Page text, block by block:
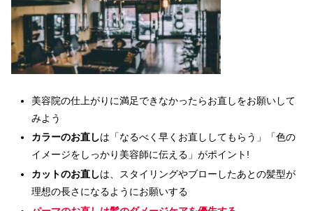
美容院の仕上がりに満足できなかったらお直しをお願いして
みよう
カラーのお直しは「なるべく早くお直ししてもらう」「色の
イメージをしっかり美容師に伝える」がポイント!
カットのお直しは、スタイリングやブローしたあとの髪型が
理想の長さになるようにお願いする